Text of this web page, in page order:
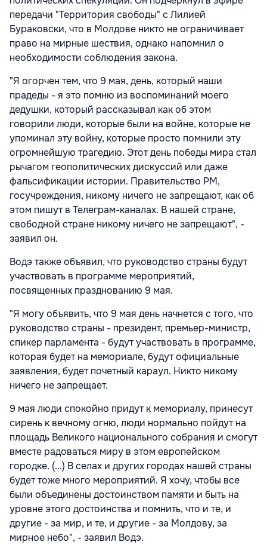
передачи "Территория свободы" с Лилией
Бураковски, что в Молдове никто не ограничивает
право на мирные шествия, однако напомнил о
необходимости соблюдения закона.
"Я огорчен тем, что 9 мая, день, который наши
прадеды - я это помню из воспоминаний моего
дедушки, который рассказывал как об этом
говорили люди, которые были на войне, которые не
упоминал эту войну, которые просто помнили эту
огромнейшую трагедию. Этот день победы мира стал
рычагом геополитических дискуссий или даже
фальсификации истории. Правительство РМ,
госучреждения, никому ничего не запрещают, как об
этом пишут в Телеграм-каналах. В нашей стране,
свободной стране никому ничего не запрещают", -
заявил он.
Водэ также объявил, что руководство страны будут
участвовать в программе мероприятий,
посвященных празднованию 9 мая.
"Я могу объявить, что 9 мая день начнется с того, что
руководство страны - президент, премьер-министр,
спикер парламента - будут участвовать в программе,
которая будет на мемориале, будут официальные
заявления, будет почетный караул. Никто никому
ничего не запрещает.
9 мая люди спокойно придут к мемориалу, принесут
сирень к вечному огню, люди нормально пойдут на
площадь Великого национального собрания и смогут
вместе радоваться миру в этом европейском
городке. (...) В селах и других городах нашей страны
будет тоже много мероприятий. Я хочу, чтобы все
были объединены достоинством памяти и быть на
уровне этого достоинства и помнить, что и те, и
другие - за мир, и те, и другие - за Молдову, за
мирное небо", - заявил Водэ.